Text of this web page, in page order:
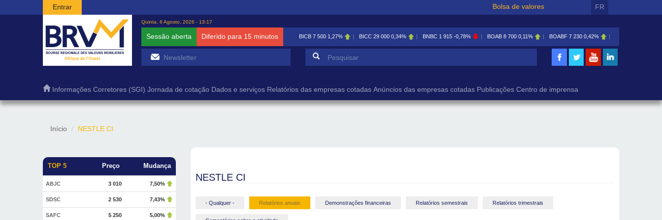
Passar para o conteúdo principal
Entrar Bolsa de valores FR
Quinta, 6 Agosto, 2026 - 13:17
Sessão aberta Diferido para 15 minutos BICB 7 500 1,27% BICC 29 000 0,34% BNBC 1 915 -0,78% BOAB 8 700 0,11% BOABF 7 230 0,42%
Formulário de pesquisa
Informações Corretores (SGI) Jornada de cotação Dados e serviços Relatórios das empresas cotadas Anúncios das empresas cotadas Publicações Centro de imprensa
Início NESTLE CI
TOP 5 Preço Mudança
ABJC 3 010 7,50%
SDSC 2 530 7,43%
SAFC 5 250 5,00%
NESTLE CI
- Qualquer - Relatórios anuais Demonstrações financeiras Relatórios semestrais Relatórios trimestrais